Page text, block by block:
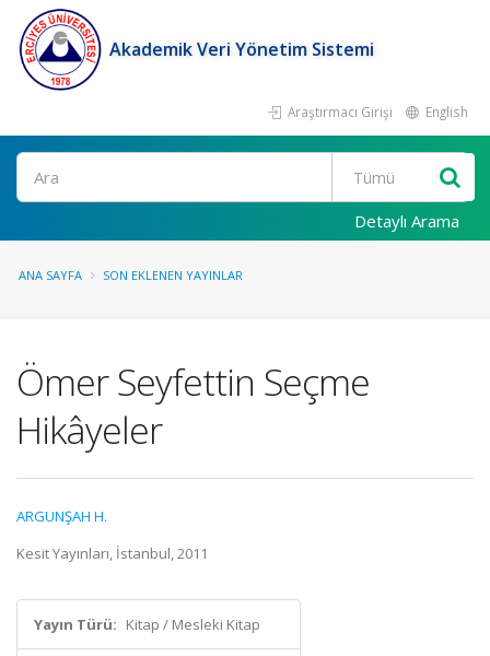
Akademik Veri Yönetim Sistemi
Araştırmacı Girişi English
Ara
Detaylı Arama
ANA SAYFA SON EKLENEN YAYINLAR
Ömer Seyfettin Seçme
Hikâyeler
ARGUNŞAH H.
Kesit Yayınları, İstanbul, 2011
Yayın Türü: Kitap / Mesleki Kitap